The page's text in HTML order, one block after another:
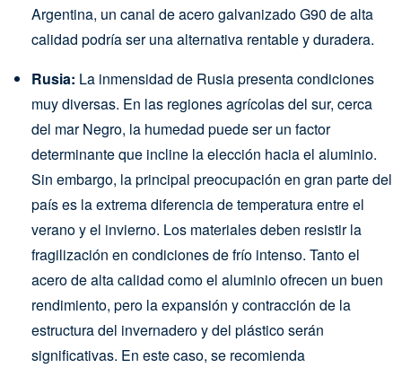
Argentina, un canal de acero galvanizado G90 de alta
calidad podría ser una alternativa rentable y duradera.
Rusia: La inmensidad de Rusia presenta condiciones
muy diversas. En las regiones agrícolas del sur, cerca
del mar Negro, la humedad puede ser un factor
determinante que incline la elección hacia el aluminio.
Sin embargo, la principal preocupación en gran parte del
país es la extrema diferencia de temperatura entre el
verano y el invierno. Los materiales deben resistir la
fragilización en condiciones de frío intenso. Tanto el
acero de alta calidad como el aluminio ofrecen un buen
rendimiento, pero la expansión y contracción de la
estructura del invernadero y del plástico serán
significativas. En este caso, se recomienda